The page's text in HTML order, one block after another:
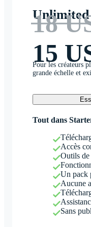
Unlimited
18
15
Pour les créateurs
grande échelle et
Tout dans
Accès
Outils de
Un pack
Aucune
Sans